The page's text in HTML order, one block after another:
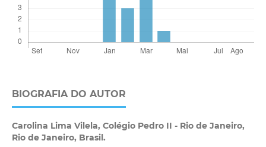
BIOGRAFIA DO AUTOR
Carolina Lima Vilela, Colégio Pedro II - Rio de Janeiro,
Rio de Janeiro, Brasil.